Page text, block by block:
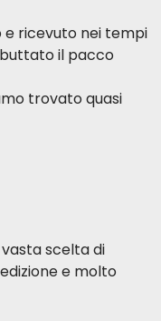
ricevuto nei tempi
buttato il pacco
trovato quasi
scelta di
e molto